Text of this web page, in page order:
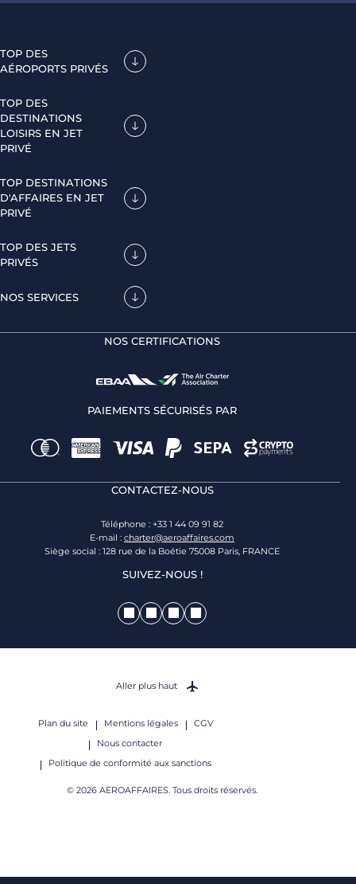
TOP DES
AÉROPORTS PRIVÉS
TOP DES
DESTINATIONS
LOISIRS EN JET
PRIVÉ
TOP DESTINATIONS
D'AFFAIRES EN JET
PRIVÉ
TOP DES JETS
PRIVÉS
NOS SERVICES
NOS CERTIFICATIONS
PAIEMENTS SÉCURISÉS PAR
CONTACTEZ-NOUS
Téléphone : +33 1 44 09 91 82
E-mail : charter@aeroaffaires.com
Siège social : 128 rue de la Boétie 75008 Paris, FRANCE
SUIVEZ-NOUS !
Plan du site Mentions légales
CGV
Nous contacter
Politique de conformité aux sanctions
© 2026 AEROAFFAIRES. Tous droits réservés.
Aller plus haut